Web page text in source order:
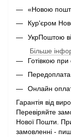
«Новою
Кур'єром
УкрПоштою
Більше
Готівкою
Передоплата
Онлайн
Гарантія від
Перевіряйте
Нової Пошти.
замовленні -